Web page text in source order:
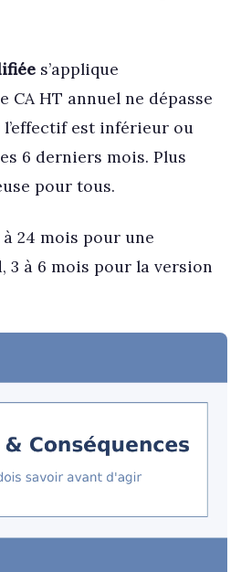
s’applique
HT annuel ne dépasse
est inférieur ou
6 derniers mois. Plus
pour tous.
24 mois pour une
3 à 6 mois pour la version